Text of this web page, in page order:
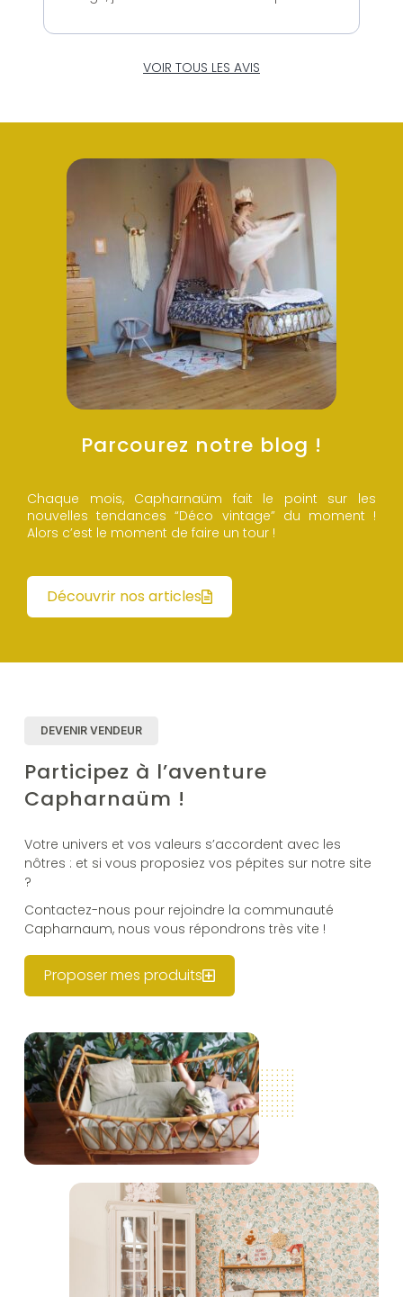
VOIR TOUS LES AVIS
Parcourez notre blog !
Chaque mois, Capharnaüm fait le point sur les
nouvelles tendances “Déco vintage” du moment !
Alors c’est le moment de faire un tour !
Découvrir nos articles
DEVENIR VENDEUR
Participez à l’aventure
Capharnaüm !
Votre univers et vos valeurs s’accordent avec les
nôtres : et si vous proposiez vos pépites sur notre site
?
Contactez-nous pour rejoindre la communauté
Capharnaum, nous vous répondrons très vite !
Proposer mes produits